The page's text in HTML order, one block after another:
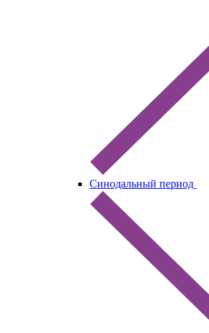
Синодальный период